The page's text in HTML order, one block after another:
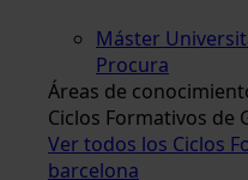
Máster
Procura
Áreas de
Ciclos Formativos de
Ver todos los Ciclos
barcelona